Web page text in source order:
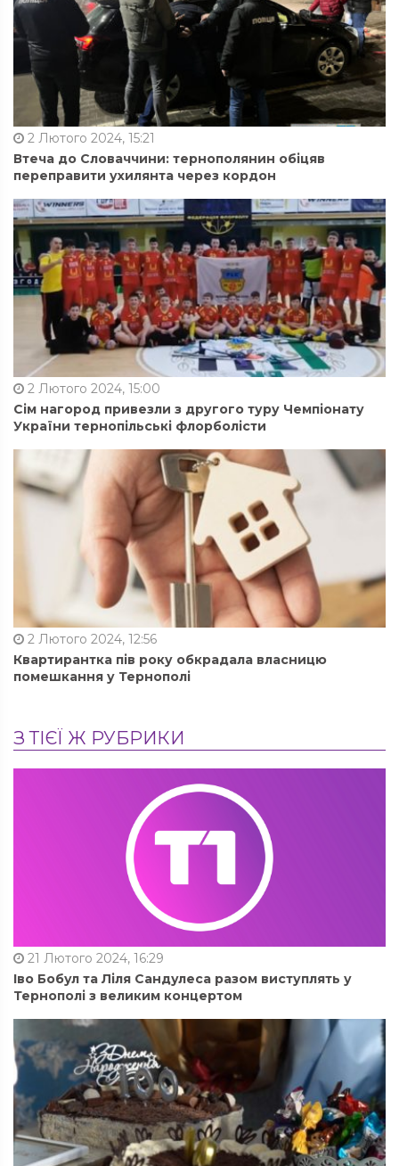
2 Лютого 2024, 15:21
Втеча до Словаччини: тернополянин обіцяв
переправити ухилянта через кордон
2 Лютого 2024, 15:00
Сім нагород привезли з другого туру Чемпіонату
України тернопільські флорболісти
2 Лютого 2024, 12:56
Квартирантка пів року обкрадала власницю
помешкання у Тернополі
З ТІЄЇ Ж РУБРИКИ
21 Лютого 2024, 16:29
Іво Бобул та Ліля Сандулеса разом виступлять у
Тернополі з великим концертом